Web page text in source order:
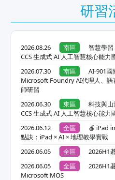
研習
2026.08.26 南區
智慧學
CCS 生成式 AI 人工智慧核心能力
2026.07.30
南區
AI-901國
Microsoft Foundry AI代理人、語
師研習
2026.06.30
東區
科技與
CCS 生成式 AI 人工智慧核心能力
2026.06.12
全區
🍎 iPad
點訣：iPad × AI × 地理教學實戰
2026.06.05
全區
2026H1
2026.06.05
全區
2026H1
Microsoft MOS